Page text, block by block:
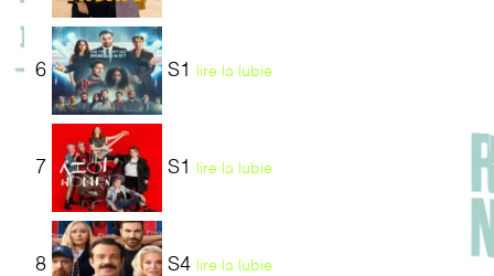
6 S1 lire la lubie
7 S1 lire la lubie
8 S4 lire la lubie